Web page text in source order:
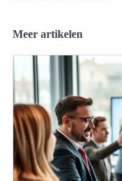
Meer artikelen